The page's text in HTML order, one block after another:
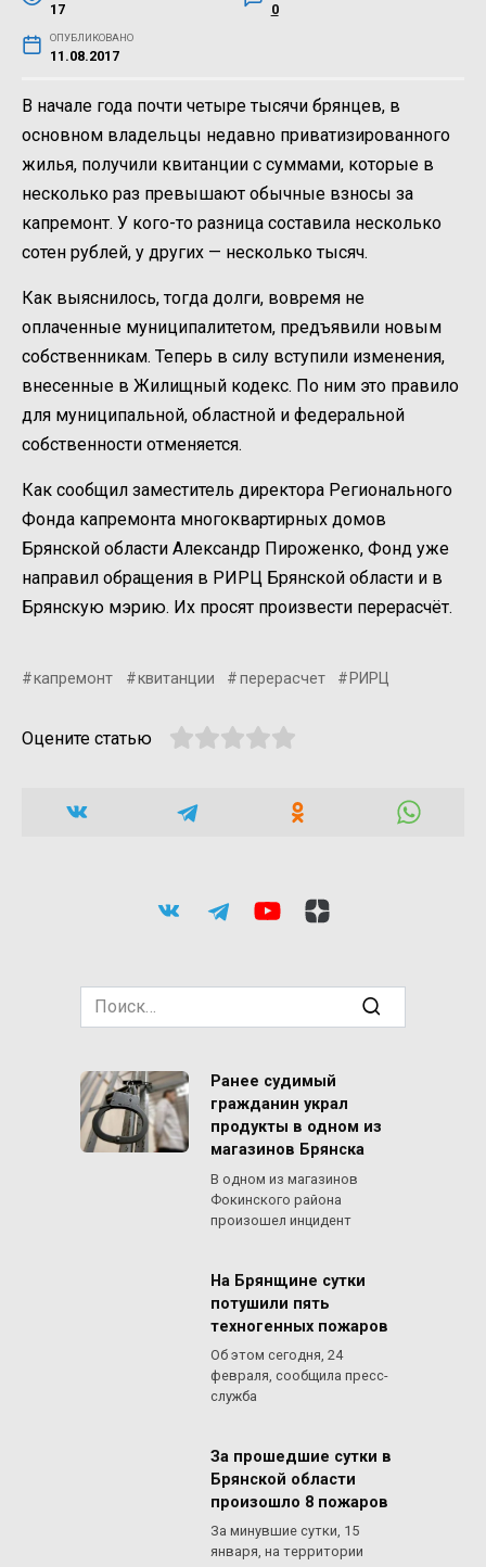
17 0
ОПУБЛИКОВАНО
11.08.2017
В начале года почти четыре тысячи брянцев, в
основном владельцы недавно приватизированного
жилья, получили квитанции с суммами, которые в
несколько раз превышают обычные взносы за
капремонт. У кого-то разница составила несколько
сотен рублей, у других — несколько тысяч.
Как выяснилось, тогда долги, вовремя не
оплаченные муниципалитетом, предъявили новым
собственникам. Теперь в силу вступили изменения,
внесенные в Жилищный кодекс. По ним это правило
для муниципальной, областной и федеральной
собственности отменяется.
Как сообщил заместитель директора Регионального
Фонда капремонта многоквартирных домов
Брянской области Александр Пироженко, Фонд уже
направил обращения в РИРЦ Брянской области и в
Брянскую мэрию. Их просят произвести перерасчёт.
капремонт квитанции перерасчет РИРЦ
Оцените статью
Search
for:
Ранее судимый
гражданин украл
продукты в одном из
магазинов Брянска
В одном из магазинов
Фокинского района
произошел инцидент
На Брянщине сутки
потушили пять
техногенных пожаров
Об этом сегодня, 24
февраля, сообщила пресс-
служба
За прошедшие сутки в
Брянской области
произошло 8 пожаров
За минувшие сутки, 15
января, на территории